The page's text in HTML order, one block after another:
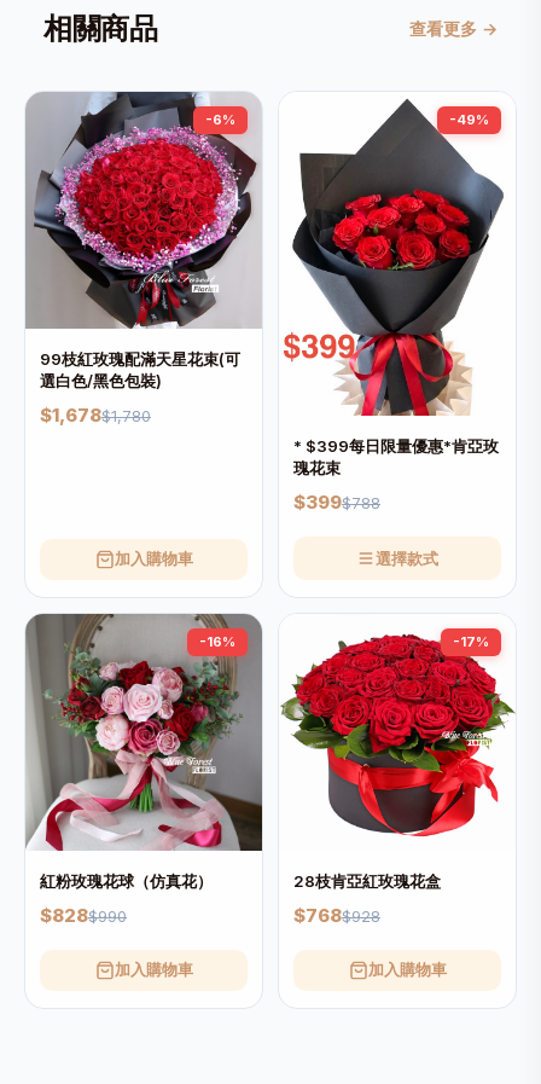
相關商品 查看更多 →
-6%
99枝紅玫瑰配滿天星花束(可
選白色/黑色包裝)
$1,678$1,780
加入購物車
-49%
* $399每日限量優惠*肯亞玫
瑰花束
$399$788
選擇款式
-16%
紅粉玫瑰花球（仿真花）
$828$990
加入購物車
-17%
28枝肯亞紅玫瑰花盒
$768$928
加入購物車